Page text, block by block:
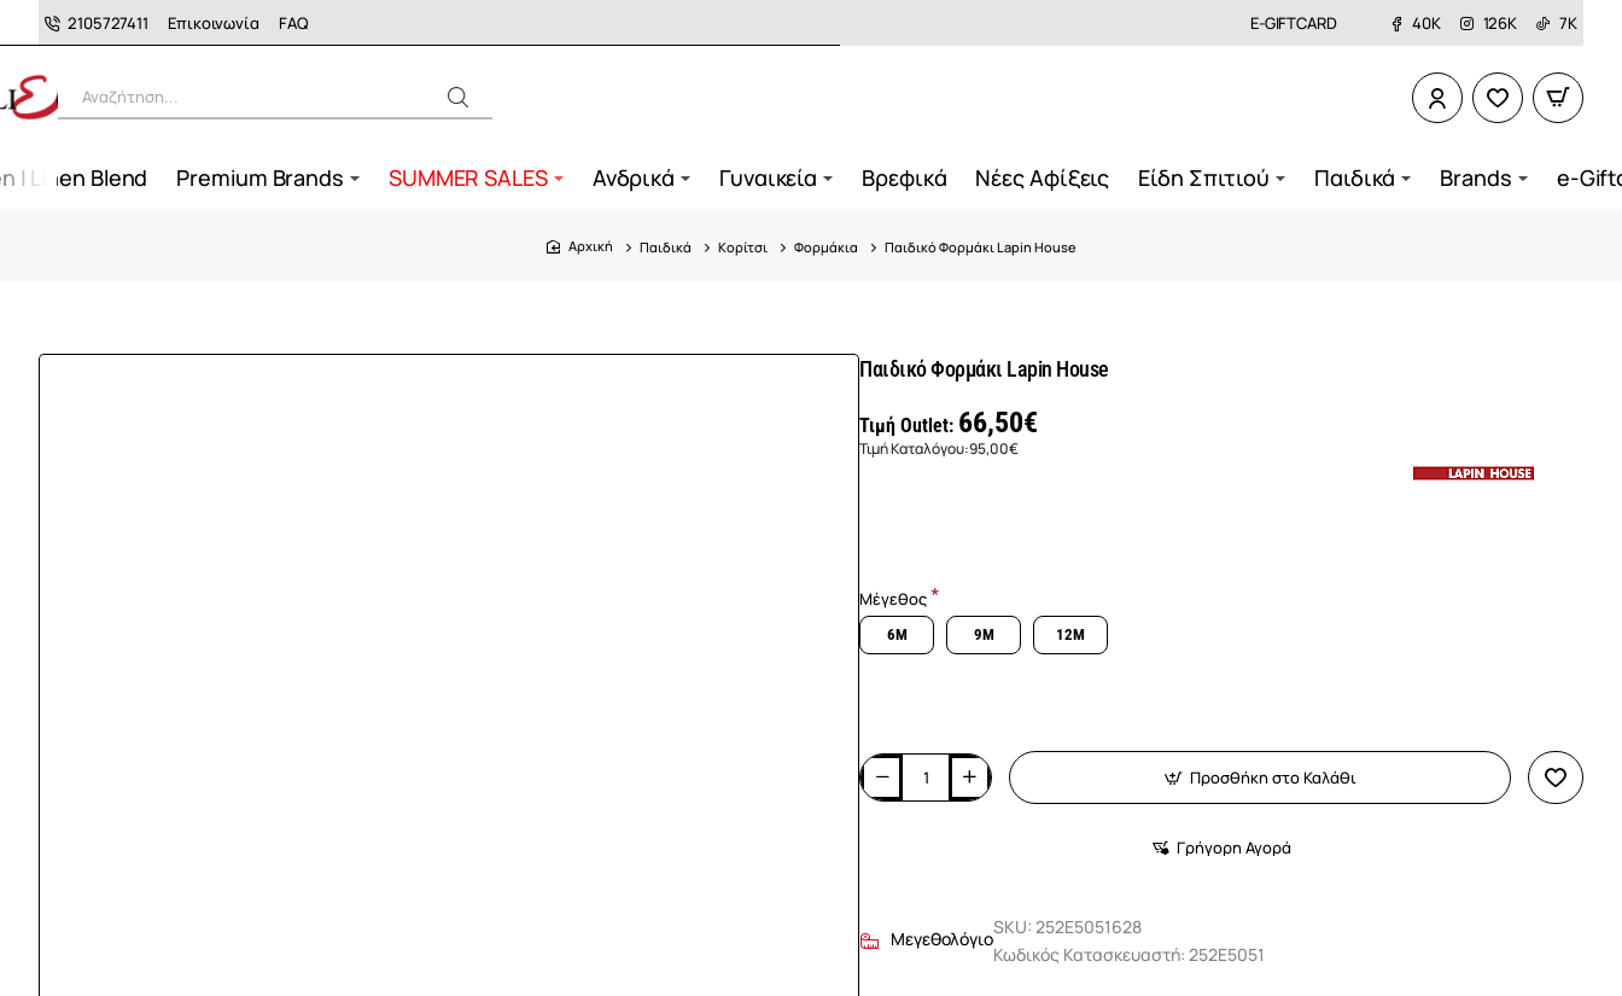
2105727411 Επικοινωνία FAQ E-GIFTCARD 40K 126K 7K
Αναζήτηση...
| Linen Blend Premium Brands SUMMER SALES Ανδρικά Γυναικεία Βρεφικά Νέες Αφίξεις Είδη Σπιτιού Παιδικά Brands e-
home
Παιδικά Κορίτσι Φορμάκια Παιδικό Φορμάκι Lapin House
Παιδικό Φορμάκι Lapin House
Τιμή Outlet: 66,50€
Τιμή Καταλόγου:95,00€
Μέγεθος
6M 9M 12M
Προσθήκη στο Καλάθι
Γρήγορη Αγορά
Μεγεθολόγιο
SKU: 252E5051628
Κωδικός Κατασκευαστή: 252E5051